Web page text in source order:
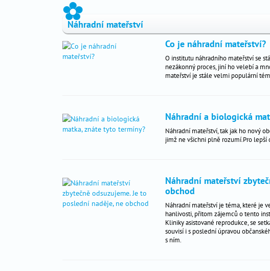
_
Náhradní mateřství
Co je náhradní mateřství?
O institutu náhradního mateřství se
nezákonný proces, jiní ho velebí a
mateřství je stále velmi populární
Náhradní a biologická
Náhradní mateřství, tak jak ho nový
jimž ne všichni plně rozumí.Pro
Náhradní mateřství
obchod
Náhradní mateřství je téma, které je
hanlivosti, přitom zájemců o tento
Kliniky asistované reprodukce, se
souvisí i s poslední úpravou
s ním.